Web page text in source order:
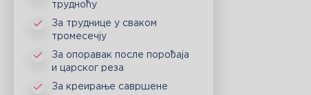
трудноћу
За труднице у сваком
тромесечју
За опоравак после порођаја
и царског реза
За креирање савршене